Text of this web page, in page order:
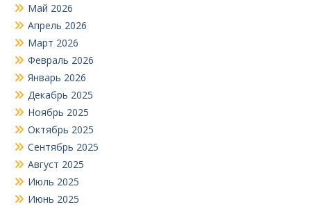
Май 2026
Апрель 2026
Март 2026
Февраль 2026
Январь 2026
Декабрь 2025
Ноябрь 2025
Октябрь 2025
Сентябрь 2025
Август 2025
Июль 2025
Июнь 2025